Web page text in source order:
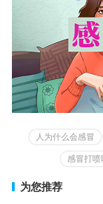
人为什么会感冒
感冒打喷
为您推荐